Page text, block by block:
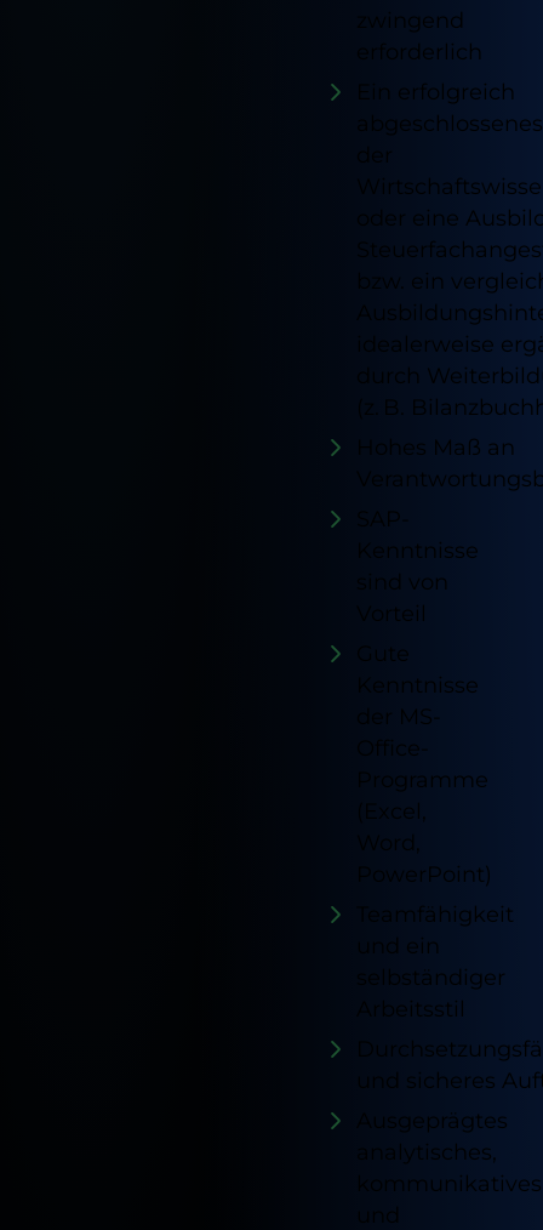
zwingend
erforderlich
Ein erfolgreich
der
oder eine
bzw. ein
idealerweise
durch
(z. B.
Hohes Maß an
SAP-
Kenntnisse
sind von
Vorteil
Gute
Kenntnisse
der MS-
Office-
Programme
(Excel,
Word,
PowerPoint)
Teamfähigkeit
und ein
selbständiger
Arbeitsstil
und sicheres
Ausgeprägtes
analytisches,
kommunikatives
und